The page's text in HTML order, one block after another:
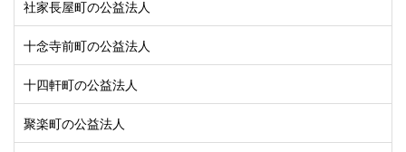
社家長屋町の公益法人
十念寺前町の公益法人
十四軒町の公益法人
聚楽町の公益法人